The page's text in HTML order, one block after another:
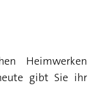
Heimwerken
gibt Sie ihr